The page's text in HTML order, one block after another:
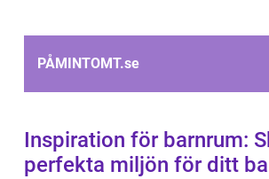
PÅMINTOMT.se
Inspiration för barnrum:
perfekta miljön för ditt